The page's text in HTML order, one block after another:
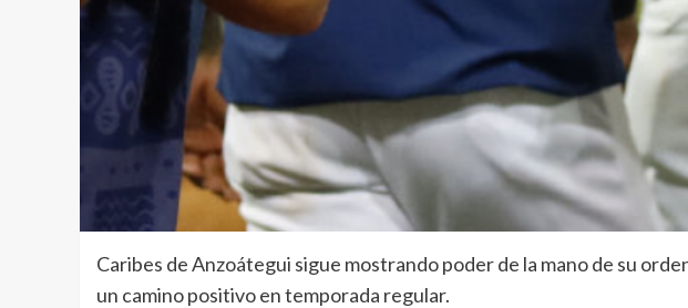
Caribes de Anzoátegui sigue mostrando poder de la mano de su
un camino positivo en temporada regular.